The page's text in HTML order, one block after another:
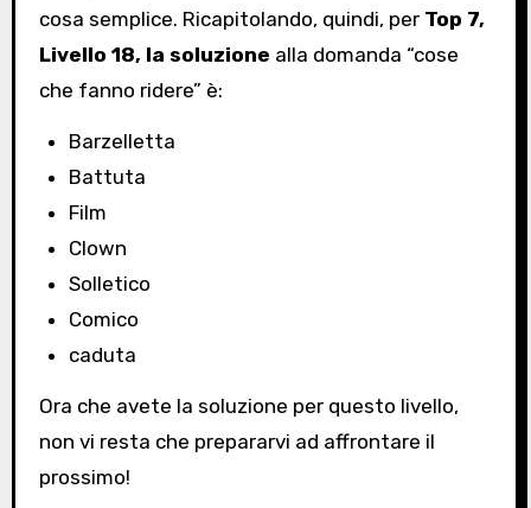
cosa semplice. Ricapitolando, quindi, per Top 7,
Livello 18, la soluzione alla domanda “cose
che fanno ridere” è:
Barzelletta
Battuta
Film
Clown
Solletico
Comico
caduta
Ora che avete la soluzione per questo livello,
non vi resta che prepararvi ad affrontare il
prossimo!